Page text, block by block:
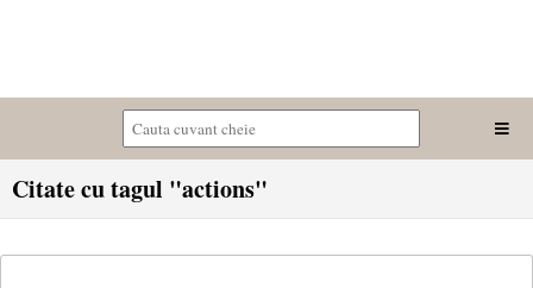
Citate cu tagul "actions"